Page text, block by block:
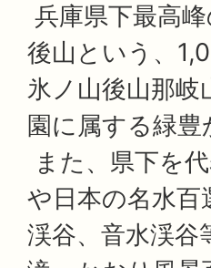
兵庫県下最高
後山という、
氷ノ山後山那岐
園に属する緑豊
また、県下を
や日本の名水百
渓谷、音水渓谷